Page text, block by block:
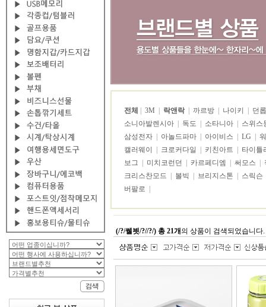
전체 3M 락앤락 까르방 나이키
던
소니아발렌시아
독도 소타니아
스위스
삼성전자
아놀드파마 아이비스 LG
캘러웨이
크로커다일 키친아트
타이틀
보그
미치코런던 카르페디엠 써모스
크리스찬모드
볼빅 브리지스톤 스릭슨
버팔로
(/?/쎌븻/?//?/) 총 21개 의 상품이 검색되었습니다.